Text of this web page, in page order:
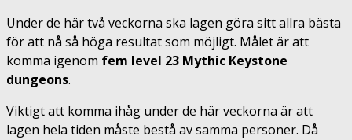
Under de här två veckorna ska lagen göra sitt allra bästa
för att nå så höga resultat som möjligt. Målet är att
komma igenom fem level 23 Mythic Keystone
dungeons.
Viktigt att komma ihåg under de här veckorna är att
lagen hela tiden måste bestå av samma personer. Då